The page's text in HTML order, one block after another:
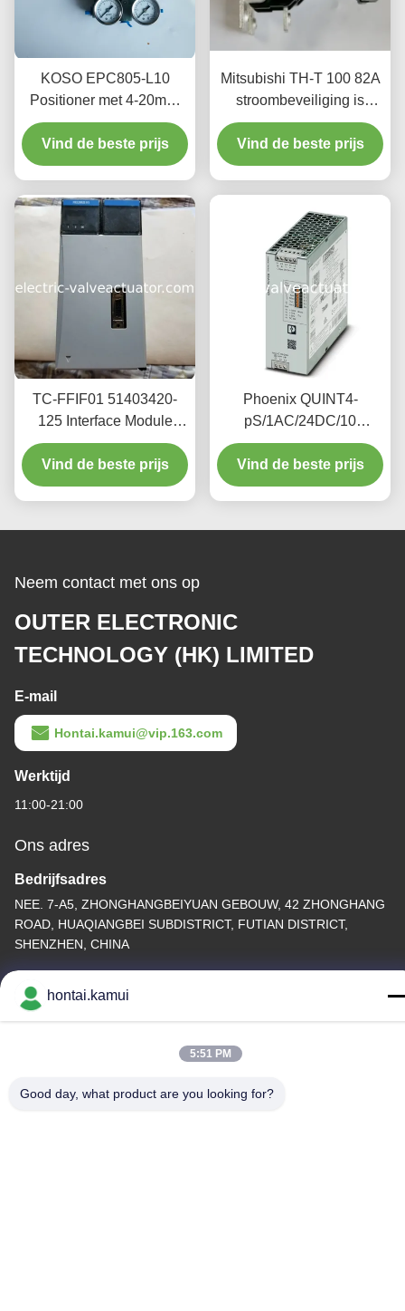
KOSO EPC805-L10
Positioner met 4-20mA-
invoer voor
drukregelsystemen
Vind de beste prijs
Mitsubishi TH-T 100 82A
stroombeveiliging is
geschikt voor elektriciteit
met hoge stroomsterkte.
Vind de beste prijs
TC-FFIF01 51403420-
125 Interface Module
Fieldbus 45 AMP / 3.3
VDC 1.1 AMP / 5.1 VDC
Vind de beste prijs
Phoenix QUINT4-
pS/1AC/24DC/10
2904601 single-phase
power module, 24V DC
stable output, 10W
Vind de beste prijs
Neem contact met ons op
OUTER ELECTRONIC
TECHNOLOGY (HK) LIMITED
E-mail
Hontai.kamui@vip.163.com
Werktijd
11:00-21:00
Ons adres
Bedrijfsadres
NEE. 7-A5, ZHONGHANGBEIYUAN GEBOUW, 42 ZHONGHANG
ROAD, HUAQIANGBEI SUBDISTRICT, FUTIAN DISTRICT,
SHENZHEN, CHINA
Telefoon
hontai.kamui
5:51 PM
Good day, what product are you looking for?